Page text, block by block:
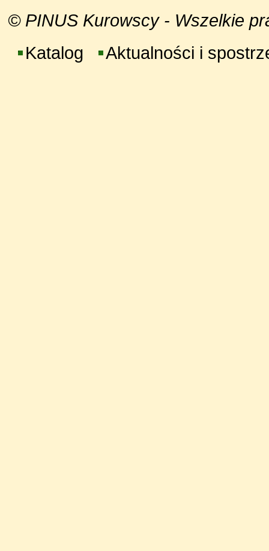
© PINUS Kurowscy - Wszelkie
Katalog
Aktualności i